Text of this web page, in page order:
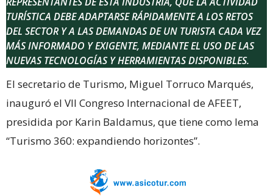
TURÍSTICA DEBE ADAPTARSE RÁPIDAMENTE A LOS RETOS
DEL SECTOR Y A LAS DEMANDAS DE UN TURISTA CADA VEZ
MÁS INFORMADO Y EXIGENTE, MEDIANTE EL USO DE LAS
NUEVAS TECNOLOGÍAS Y HERRAMIENTAS DISPONIBLES.
El secretario de Turismo, Miguel Torruco Marqués,
inauguró el VII Congreso Internacional de AFEET,
presidida por Karin Baldamus, que tiene como lema
“Turismo 360: expandiendo horizontes”.